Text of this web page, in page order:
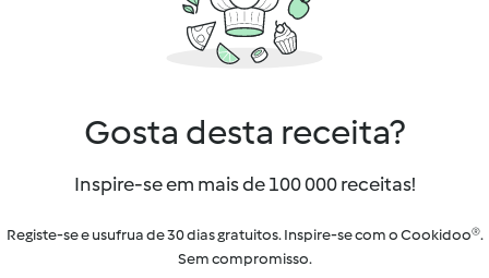
Gosta desta receita?
Inspire-se em mais de 100 000 receitas!
Registe-se e usufrua de 30 dias gratuitos. Inspire-se com o Cookidoo®.
Sem compromisso.